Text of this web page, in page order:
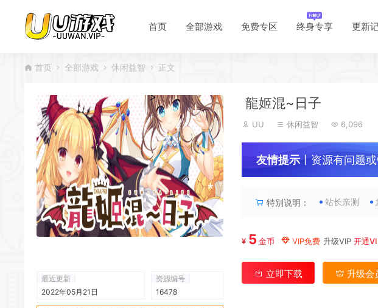
首页 全部游戏 免费专区 终身专享 更新
首页 全部游戏 休闲益智 正文
最近更新
2022年05月21日
资源编号
16478
龍姬混~日子
UU 休闲益智 6,096
友情提示丨资源有问题
特别说明： 站长亲测
¥ 5 金币 VIP免费 升级VIP 开通
立即下载 升级会